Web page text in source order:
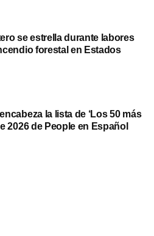
se estrella durante labores
forestal en Estados
la lista de ‘Los 50 más
2026 de People en Español